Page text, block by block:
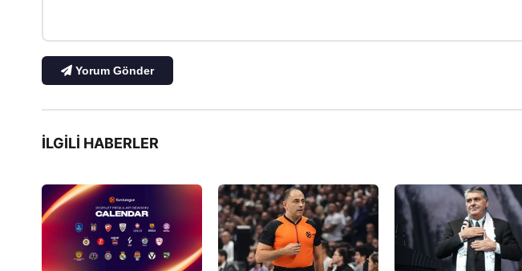
Yorum Gönder
İLGILI HABERLER